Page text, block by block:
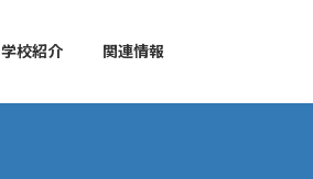
学校紹介 関連情報